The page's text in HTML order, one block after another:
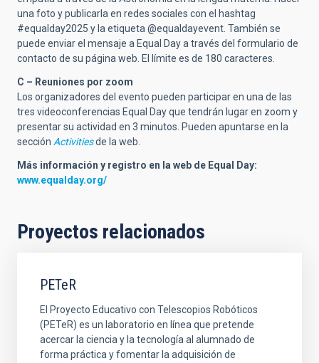
una foto y publicarla en redes sociales con el hashtag
#equalday2025 y la etiqueta @equaldayevent. También se
puede enviar el mensaje a Equal Day a través del formulario de
contacto de su página web. El límite es de 180 caracteres.
C – Reuniones por zoom
Los organizadores del evento pueden participar en una de las
tres videoconferencias Equal Day que tendrán lugar en zoom y
presentar su actividad en 3 minutos. Pueden apuntarse en la
sección Activitiesde la web.
Más información y registro en la web de Equal Day:
www.equalday.org/
Proyectos relacionados
PETeR
El Proyecto Educativo con Telescopios Robóticos
(PETeR) es un laboratorio en línea que pretende
acercar la ciencia y la tecnología al alumnado de
forma práctica y fomentar la adquisición de